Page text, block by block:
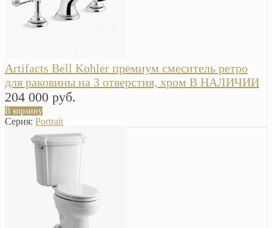
Artifacts Bell Kohler премиум смеситель ретро
для раковины на 3 отверстия, хром В НАЛИЧИИ
204 000 руб.
В корзину
Серия: Portrait